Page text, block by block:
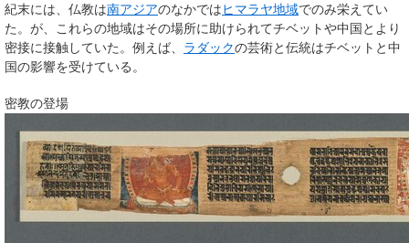
紀末には、仏教は南アジアのなかではヒマラヤ地域でのみ栄えてい
た。が、これらの地域はその場所に助けられてチベットや中国とより
密接に接触していた。例えば、 ラダックの芸術と伝統はチベットと中
国の影響を受けている。
密教の登場